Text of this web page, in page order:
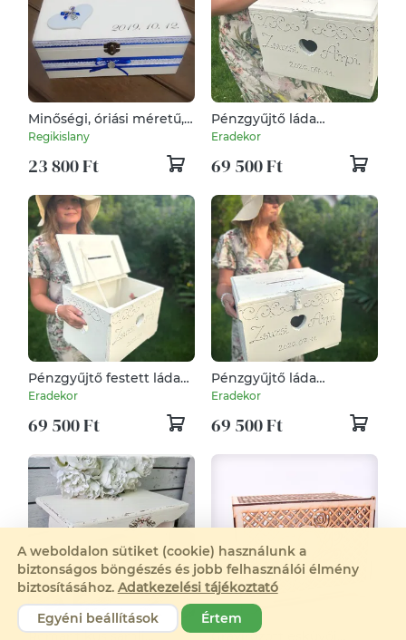
Minőségi, óriási méretű,
lezárható, feliratozott
esküvői pénzgyűjtő
persely, transzferálva. :-)
Regikislany
23 800 Ft
Pénzgyűjtő láda
esküvőre nevekkel,
Eradekor
69 500 Ft
Pénzgyűjtő festett láda
esküvőre nevekkel,
Eradekor
69 500 Ft
Pénzgyűjtő láda
esküvőre
Eradekor
69 500 Ft
Romantikus sámli Gravírozott esküvői
A weboldalon sütiket (cookie) használunk a
biztonságos böngészés és jobb felhasználói élmény
biztosításához. Adatkezelési tájékoztató
Egyéni beállítások
Értem